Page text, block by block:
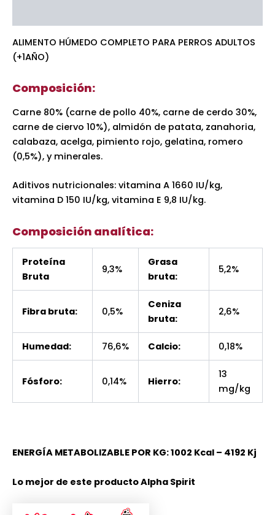
ALIMENTO HÚMEDO COMPLETO PARA PERROS ADULTOS
(+1AÑO)
Composición:
Carne 80% (carne de pollo 40%, carne de cerdo 30%,
carne de ciervo 10%), almidón de patata, zanahoria,
calabaza, acelga, pimiento rojo, gelatina, romero
(0,5%), y minerales.
Aditivos nutricionales: vitamina A 1660 IU/kg,
vitamina D 150 IU/kg, vitamina E 9,8 IU/kg.
Composición analítica:
Proteína
Bruta
9,3%
Grasa
bruta:
5,2%
Fibra bruta: 0,5%
Ceniza
bruta:
2,6%
Humedad: 76,6% Calcio: 0,18%
Fósforo: 0,14% Hierro:
13
mg/kg
ENERGÍA METABOLIZABLE POR KG: 1002 Kcal – 4192 Kj
Lo mejor de este producto Alpha Spirit